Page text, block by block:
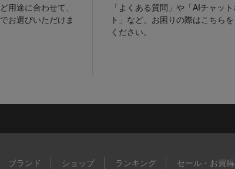
用途に合わせて、
お選びいただけま
「よくある質問」や「AIチャット
ト」など、お困りの際はこちら
ください。
ブランド ショップ ランキング セール・お買